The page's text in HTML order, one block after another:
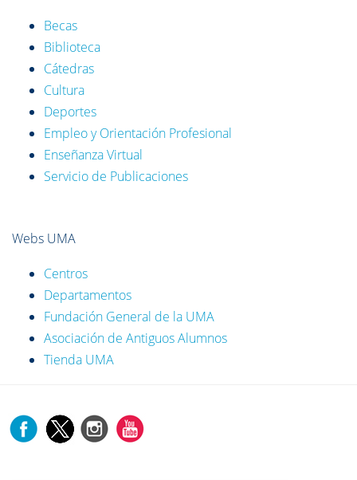
Becas
Biblioteca
Cátedras
Cultura
Deportes
Empleo y Orientación Profesional
Enseñanza Virtual
Servicio de Publicaciones
Webs UMA
Centros
Departamentos
Fundación General de la UMA
Asociación de Antiguos Alumnos
Tienda UMA